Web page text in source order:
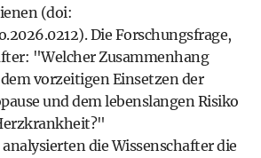
(doi:
Die Forschungsfrage,
"Welcher Zusammenhang
vorzeitigen Einsetzen der
und dem lebenslangen Risiko
die Wissenschafter die